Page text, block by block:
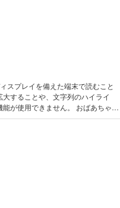
スプレイを備えた端末で読むこと
することや、文字列のハイライ
きません。 おばあちゃん
ばこをわったとたん、みほはシン